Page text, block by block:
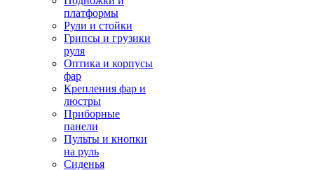
платформы
Рули и стойки
Грипсы и грузики
руля
Оптика и корпусы
фар
Крепления фар и
люстры
Приборные
панели
Пульты и кнопки
на руль
Сиденья